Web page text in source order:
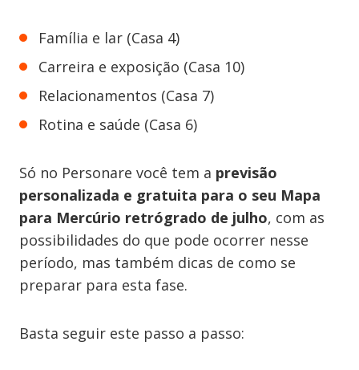
Família e lar (Casa 4)
Carreira e exposição (Casa 10)
Relacionamentos (Casa 7)
Rotina e saúde (Casa 6)
Só no Personare você tem a previsão
personalizada e gratuita para o seu Mapa
para Mercúrio retrógrado de julho, com as
possibilidades do que pode ocorrer nesse
período, mas também dicas de como se
preparar para esta fase.
Basta seguir este passo a passo: